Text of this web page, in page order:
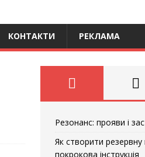
КОНТАКТИ РЕКЛАМА
Резонанс: прояви і
Як створити резервну
покрокова інструкція